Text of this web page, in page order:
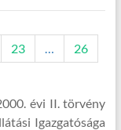
23 …
26
évi II. törvény
Igazgatósága